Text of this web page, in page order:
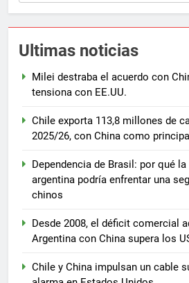
Ultimas noticias
Milei destraba el acuerdo con
tensiona con EE.UU.
Chile exporta 113,8 millones de
2025/26, con China como
Dependencia de Brasil: por qué
argentina podría enfrentar una
chinos
Desde 2008, el déficit comercial
Argentina con China supera los
Chile y China impulsan un cable